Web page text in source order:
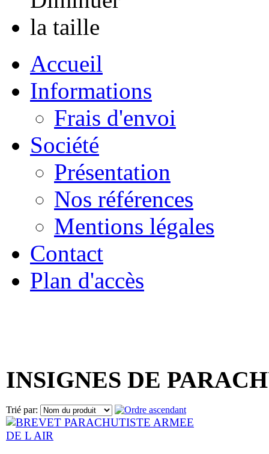
Accueil
Informations
Frais d'envoi
Société
Présentation
Nos références
Mentions légales
Contact
Plan d'accès
INSIGNES DE
Trié par: